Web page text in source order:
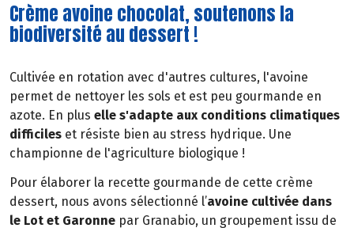
Crème avoine chocolat, soutenons la
biodiversité au dessert !
Cultivée en rotation avec d'autres cultures, l'avoine
permet de nettoyer les sols et est peu gourmande en
azote. En plus elle s'adapte aux conditions climatiques
difficiles et résiste bien au stress hydrique. Une
championne de l'agriculture biologique !
Pour élaborer la recette gourmande de cette crème
dessert, nous avons sélectionné l’avoine cultivée dans
le Lot et Garonne par Granabio, un groupement issu de